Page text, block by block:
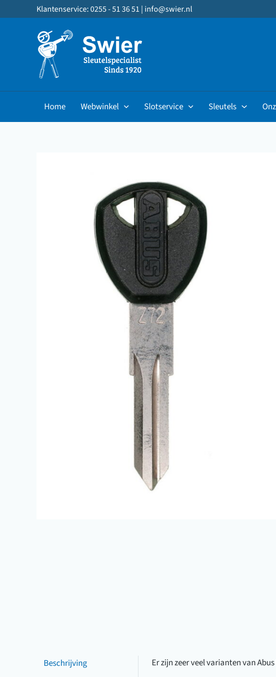
naar
Klantenservice: 0255 - 51 36 51 | info@swier.nl
Home Webwinkel Slotservice Sleutels
Beschrijving
Er zijn zeer veel varianten van